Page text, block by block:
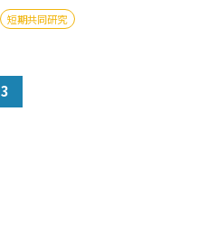
短期共同研究
3